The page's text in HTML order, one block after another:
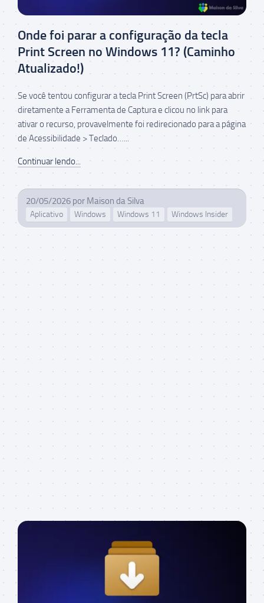
Onde foi parar a configuração da tecla
Print Screen no Windows 11? (Caminho
Atualizado!)
Se você tentou configurar a tecla Print Screen (PrtSc) para abrir
diretamente a Ferramenta de Captura e clicou no link para
ativar o recurso, provavelmente foi redirecionado para a página
de Acessibilidade > Teclado…...
Continuar lendo...
20/05/2026 por Maison da Silva
Aplicativo Windows Windows 11 Windows Insider